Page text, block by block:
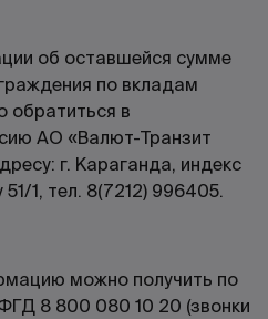
об оставшейся сумме
по вкладам
обратиться в
АО «Валют-Транзит
г. Караганда, индекс
1, тел. 8(7212) 996405.
можно получить по
8 800 080 10 20 (звонки